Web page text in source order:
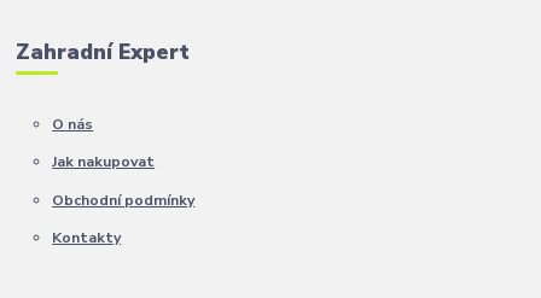
Zahradní Expert
O nás
Jak nakupovat
Obchodní podmínky
Kontakty